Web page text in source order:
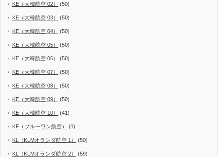
KE（大韓航空 02） (50)
KE（大韓航空 03） (50)
KE（大韓航空 04） (50)
KE（大韓航空 05） (50)
KE（大韓航空 06） (50)
KE（大韓航空 07） (50)
KE（大韓航空 08） (50)
KE（大韓航空 09） (50)
KE（大韓航空 10） (41)
KF（ブルーワン航空） (1)
KL（KLMオランダ航空 1） (50)
KL（KLMオランダ航空 2） (59)